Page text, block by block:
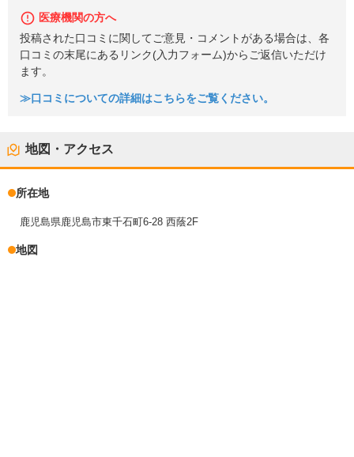
医療機関の方へ
投稿された口コミに関してご意見・コメントがある場合は、各
口コミの末尾にあるリンク(入力フォーム)からご返信いただけ
ます。
≫口コミについての詳細はこちらをご覧ください。
地図・アクセス
所在地
鹿児島県鹿児島市東千石町6-28 西蔭2F
地図